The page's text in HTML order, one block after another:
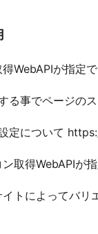
WebAPIが指定で
る事でページの
定について
取得WebAPIが指
トによってバリ